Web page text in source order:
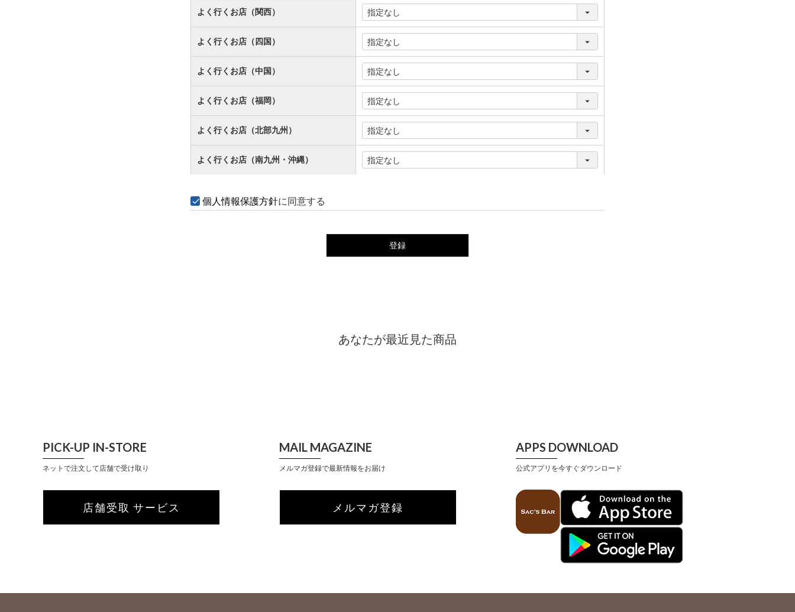
よく行くお店（関西）
よく行くお店（四国）
よく行くお店（中国）
よく行くお店（福岡）
よく行くお店（北部九州）
よく行くお店（南九州・沖縄）
個人情報保護方針に同意する
登録
あなたが最近見た商品
PICK-UP IN-STORE
ネットで注文して店舗で受け取り
店舗受取 サービス
MAIL MAGAZINE
メルマガ登録で最新情報をお届け
メルマガ登録
APPS DOWNLOAD
公式アプリを今すぐダウンロード